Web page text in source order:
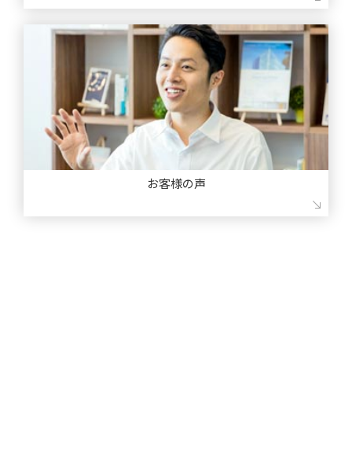
当社特有のリクルーティングサービスを始めとして、ネットリサ
ーチはもちろん、グループインタビュー、会場調査、ホームユー
ステストをご提供しております。
手法一覧
お客様の声